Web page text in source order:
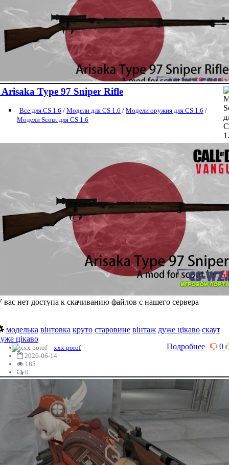
Arisaka Type 97 Sniper Rifle
Все для CS 1.6 / Модели для CS 1.6 / Модели оружия для CS 1.6 /
Модели Scout для CS 1.6
вас нет доступа к скачиванию файлов с нашего сервера
моделька вінтовка круто старовине вінтаж дуже цікаво скаут
цікаво
0
Подробнее
xxx porof
2026-06-14
185
0